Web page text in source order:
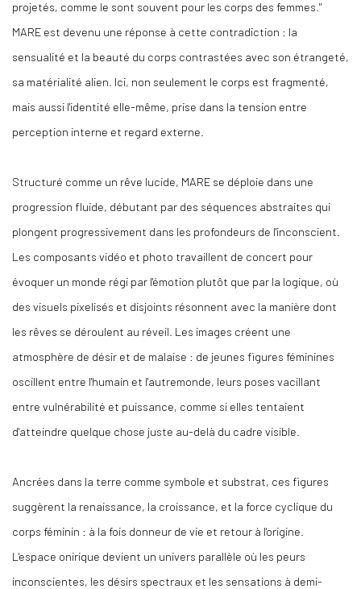
projetés, comme le sont souvent pour les corps des femmes."
MARE est devenu une réponse à cette contradiction : la
sensualité et la beauté du corps contrastées avec son étrangeté,
sa matérialité alien. Ici, non seulement le corps est fragmenté,
mais aussi l'identité elle-même, prise dans la tension entre
perception interne et regard externe.
Structuré comme un rêve lucide, MARE se déploie dans une
progression fluide, débutant par des séquences abstraites qui
plongent progressivement dans les profondeurs de l'inconscient.
Les composants vidéo et photo travaillent de concert pour
évoquer un monde régi par l'émotion plutôt que par la logique, où
des visuels pixelisés et disjoints résonnent avec la manière dont
les rêves se déroulent au réveil. Les images créent une
atmosphère de désir et de malaise : de jeunes figures féminines
oscillent entre l'humain et l'autremonde, leurs poses vacillant
entre vulnérabilité et puissance, comme si elles tentaient
d'atteindre quelque chose juste au-delà du cadre visible.
Ancrées dans la terre comme symbole et substrat, ces figures
suggèrent la renaissance, la croissance, et la force cyclique du
corps féminin : à la fois donneur de vie et retour à l'origine.
L'espace onirique devient un univers parallèle où les peurs
inconscientes, les désirs spectraux et les sensations à demi-